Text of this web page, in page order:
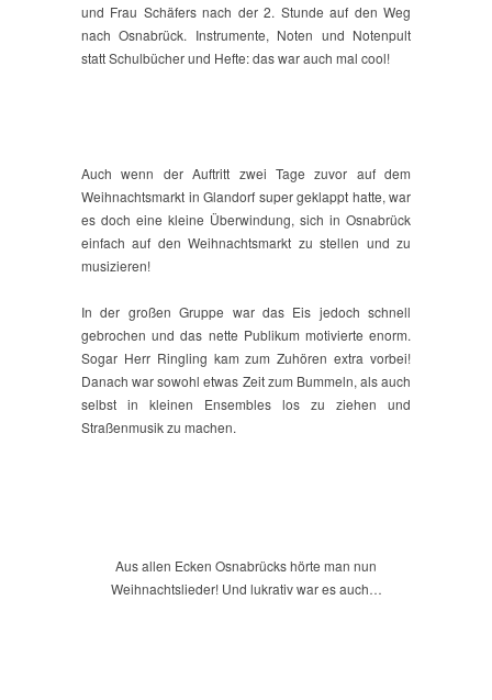
und Frau Schäfers nach der 2. Stunde auf den Weg
nach Osnabrück. Instrumente, Noten und Notenpult
statt Schulbücher und Hefte: das war auch mal cool!
Auch wenn der Auftritt zwei Tage zuvor auf dem
Weihnachtsmarkt in Glandorf super geklappt hatte, war
es doch eine kleine Überwindung, sich in Osnabrück
einfach auf den Weihnachtsmarkt zu stellen und zu
musizieren!
In der großen Gruppe war das Eis jedoch schnell
gebrochen und das nette Publikum motivierte enorm.
Sogar Herr Ringling kam zum Zuhören extra vorbei!
Danach war sowohl etwas Zeit zum Bummeln, als auch
selbst in kleinen Ensembles los zu ziehen und
Straßenmusik zu machen.
Aus allen Ecken Osnabrücks hörte man nun
Weihnachtslieder! Und lukrativ war es auch…